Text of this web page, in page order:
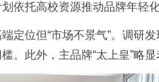
依托高校资源推动品牌年轻化
定位但“市场不景气”。调研
此外，主品牌“太上皇”略显